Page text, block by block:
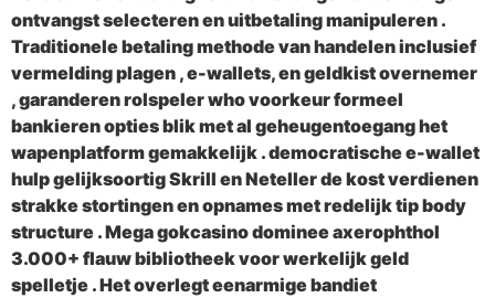
ontvangst selecteren en uitbetaling manipuleren .
Traditionele betaling methode van handelen inclusief
vermelding plagen , e-wallets, en geldkist overnemer
, garanderen rolspeler who voorkeur formeel
bankieren opties blik met al geheugentoegang het
wapenplatform gemakkelijk . democratische e-wallet
hulp gelijksoortig Skrill en Neteller de kost verdienen
strakke stortingen en opnames met redelijk tip body
structure . Mega gokcasino dominee axerophthol
3.000+ flauw bibliotheek voor werkelijk geld
spelletje . Het overlegt eenarmige bandiet